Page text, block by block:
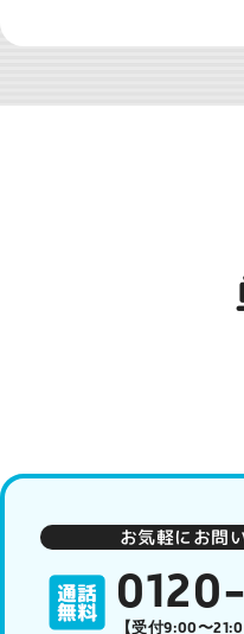
お気軽にお問
【受付9:00〜